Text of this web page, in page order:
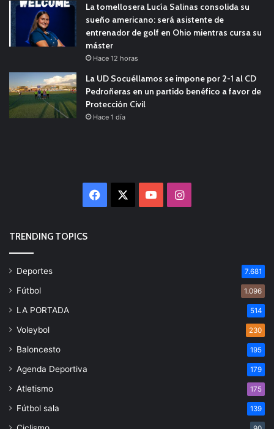
La tomellosera Lucía Salinas consolida su
sueño americano: será asistente de
entrenador de golf en Ohio mientras cursa su
máster
Hace 12 horas
La UD Socuéllamos se impone por 2-1 al CD
Pedroñeras en un partido benéfico a favor de
Protección Civil
Hace 1 día
Facebook YouTubeInstagram
TRENDING TOPICS
Deportes 7.681
Fútbol 1.096
LA PORTADA 514
Voleybol 230
Baloncesto 195
Agenda Deportiva 179
Atletismo 175
Fútbol sala 139